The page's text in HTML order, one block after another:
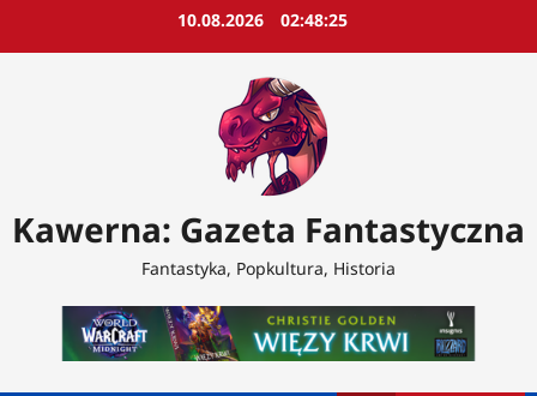
10.08.2026 02:48:27
Kawerna: Gazeta Fantastyczna
Fantastyka, Popkultura, Historia